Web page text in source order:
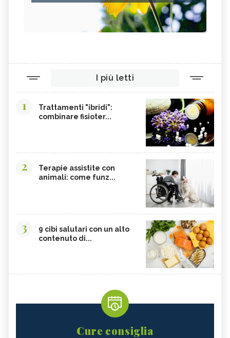
I più letti
1
Trattamenti "ibridi":
combinare fisioter...
2
Terapie assistite con
animali: come funz...
3
9 cibi salutari con un alto
contenuto di...
Cure consiglia